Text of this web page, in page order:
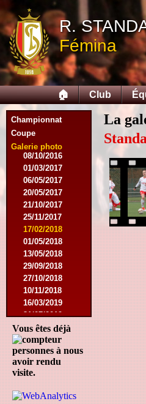
R.
Fémina
🏠 Club
Championnat
Coupe
Galerie photo
28/03/2015
25/04/2015
14/05/2015
12/09/2015
26/09/2015
03/10/2015
28/11/2015
09/03/2016
09/04/2016
13/04/2016
16/05/2016
09/08/2016
08/10/2016
01/03/2017
06/05/2017
20/05/2017
21/10/2017
25/11/2017
17/02/2018
01/05/2018
13/05/2018
29/09/2018
27/10/2018
10/11/2018
16/03/2019
31/07/2019
09/11/2019
23/11/2019
Vous êtes déjà
personnes à nous
avoir rendu
visite.
La